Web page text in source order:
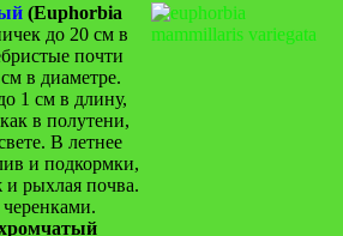
(Euphorbia
до 20 см в
почти
в диаметре.
1 см в длину,
в полутени,
В летнее
и подкормки,
рыхлая почва.